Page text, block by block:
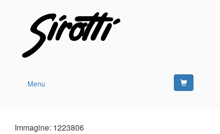
Menu
Immagine: 1223806